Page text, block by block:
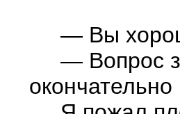
— Вы
— Вопрос
окончательно